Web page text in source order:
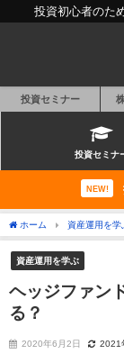
投資初心者のた
投資セミナー
投資セミナ
NEW!
ホーム 資産運用を学
資産運用を学ぶ
ヘッジファン
る？
2020年6月2日 2021